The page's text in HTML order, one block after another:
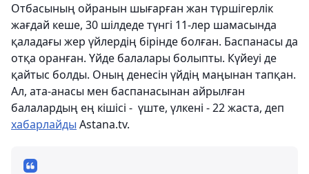
Отбасының ойранын шығарған жан түршігерлік
жағдай кеше, 30 шілдеде түнгі 11-лер шамасында
қаладағы жер үйлердің бірінде болған. Баспанасы да
отқа оранған. Үйде балалары болыпты. Күйеуі де
қайтыс болды. Оның денесін үйдің маңынан тапқан.
Ал, ата-анасы мен баспанасынан айрылған
балалардың ең кішісі - үште, үлкені - 22 жаста, деп
хабарлайды Astana.tv.